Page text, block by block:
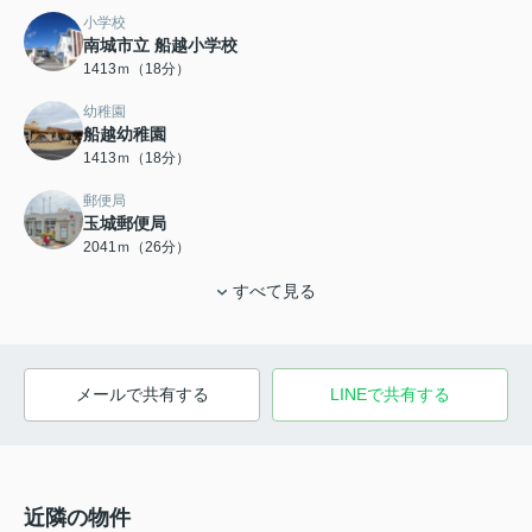
小学校
南城市立 船越小学校
1413ｍ（18分）
幼稚園
船越幼稚園
1413ｍ（18分）
郵便局
玉城郵便局
2041ｍ（26分）
すべて見る
メールで共有する LINEで共有する
近隣の物件